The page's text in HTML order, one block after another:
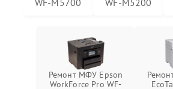
WF-M5700 WF-M5200
Ремонт МФУ Epson
WorkForce Pro WF-